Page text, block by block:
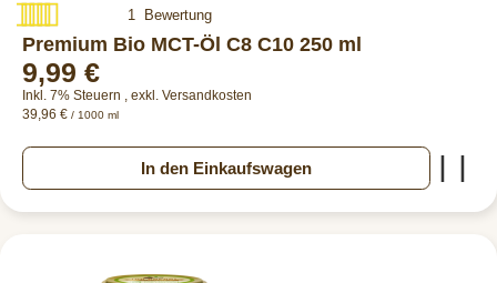
Bewertung:
100%
1 Bewertung
Premium Bio MCT-Öl C8 C10 250 ml
9,99 €
Inkl. 7% Steuern , exkl. Versandkosten
39,96 € / 1000 ml
In den Einkaufswagen